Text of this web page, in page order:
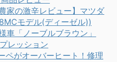
家の激辛レビュー】マツダ
モデル(ディーゼル))
車「ノーブルブラウン」
レッション
ペがオーバーヒート！修理